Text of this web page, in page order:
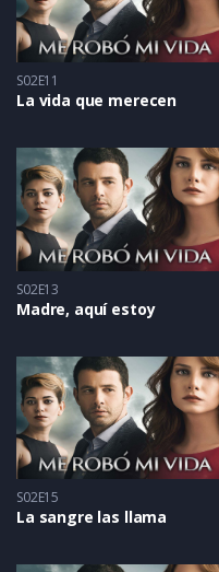
S02E11
La vida que merecen
S02E13
Madre, aquí estoy
S02E15
La sangre las llama